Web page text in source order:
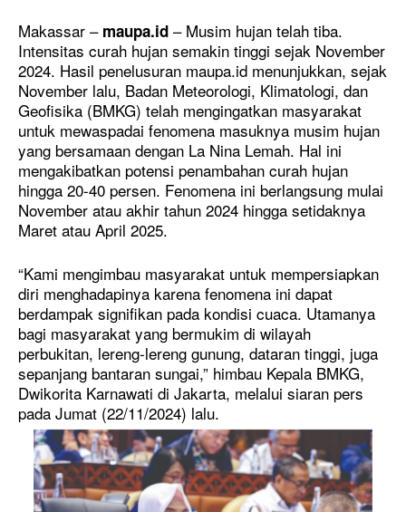
Makassar – maupa.id – Musim hujan telah tiba.
Intensitas curah hujan semakin tinggi sejak November
2024. Hasil penelusuran maupa.id menunjukkan, sejak
November lalu, Badan Meteorologi, Klimatologi, dan
Geofisika (BMKG) telah mengingatkan masyarakat
untuk mewaspadai fenomena masuknya musim hujan
yang bersamaan dengan La Nina Lemah. Hal ini
mengakibatkan potensi penambahan curah hujan
hingga 20-40 persen. Fenomena ini berlangsung mulai
November atau akhir tahun 2024 hingga setidaknya
Maret atau April 2025.
“Kami mengimbau masyarakat untuk mempersiapkan
diri menghadapinya karena fenomena ini dapat
berdampak signifikan pada kondisi cuaca. Utamanya
bagi masyarakat yang bermukim di wilayah
perbukitan, lereng-lereng gunung, dataran tinggi, juga
sepanjang bantaran sungai,” himbau Kepala BMKG,
Dwikorita Karnawati di Jakarta, melalui siaran pers
pada Jumat (22/11/2024) lalu.